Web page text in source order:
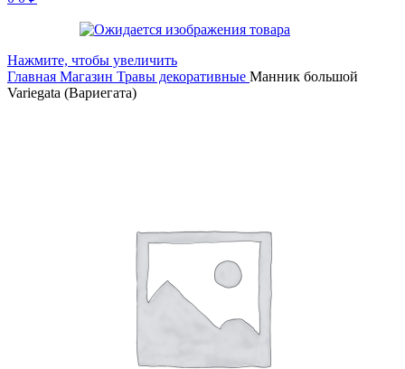
Нажмите, чтобы увеличить
Главная Магазин Травы декоративные Манник большой
Variegata (Вариегата)